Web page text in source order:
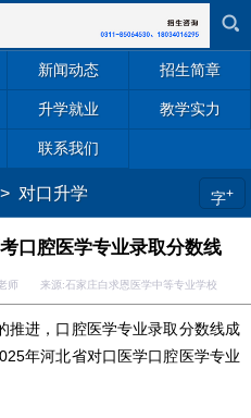
新闻动态 招生简章
升学就业 教学实力
联系我们
> 对口升学 字+
口腔医学专业录取分数线
来源:石家庄白求恩医学中等专业学校
进，口腔医学专业录取分数线成
年河北省对口医学口腔医学专业